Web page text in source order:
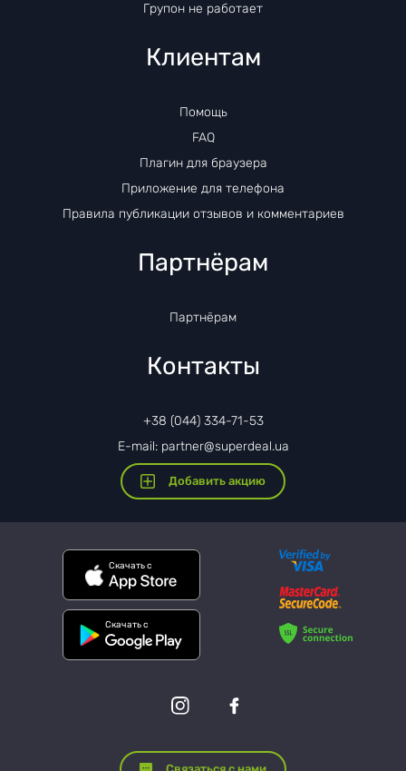
Групон не работает
Клиентам
Помощь
FAQ
Плагин для браузера
Приложение для телефона
Правила публикации отзывов и комментариев
Партнёрам
Партнёрам
Контакты
+38 (044) 334-71-53
E-mail: partner@superdeal.ua
Добавить акцию
Скачать с
Скачать с